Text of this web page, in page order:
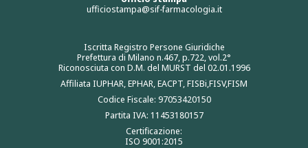
ufficiostampa@sif-farmacologia.it
Iscritta Registro Persone Giuridiche
Prefettura di Milano n.467, p.722, vol.2°
Riconosciuta con D.M. del MURST del 02.01.1996
Affiliata IUPHAR, EPHAR, EACPT, FISBi,FISV,FISM
Codice Fiscale: 97053420150
Partita IVA: 11453180157
Certificazione:
ISO 9001:2015